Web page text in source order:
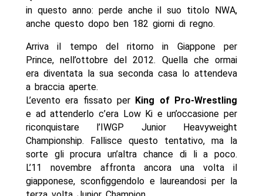
in questo anno: perde anche il suo titolo NWA,
anche questo dopo ben 182 giorni di regno.
Arriva il tempo del ritorno in Giappone per
Prince, nell’ottobre del 2012. Quella che ormai
era diventata la sua seconda casa lo attendeva
a braccia aperte.
L’evento era fissato per King of Pro-Wrestling
e ad attenderlo c’era Low Ki e un’occasione per
riconquistare l’IWGP Junior Heavyweight
Championship. Fallisce questo tentativo, ma la
sorte gli procura un’altra chance di li a poco.
L’11 novembre affronta ancora una volta il
giapponese, sconfiggendolo e laureandosi per la